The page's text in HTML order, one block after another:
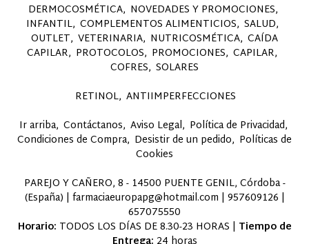
DERMOCOSMÉTICA NOVEDADES Y PROMOCIONES
INFANTIL COMPLEMENTOS ALIMENTICIOS SALUD
OUTLET VETERINARIA NUTRICOSMÉTICA CAÍDA
CAPILAR PROTOCOLOS PROMOCIONES CAPILAR
COFRES SOLARES
RETINOL ANTIIMPERFECCIONES
Ir arriba Contáctanos Aviso Legal Política de Privacidad
Condiciones de Compra Desistir de un pedido Políticas de
Cookies
PAREJO Y CAÑERO, 8 - 14500 PUENTE GENIL, Córdoba -
(España) | farmaciaeuropapg@hotmail.com | 957609126 |
657075550
Horario: TODOS LOS DÍAS DE 8.30-23 HORAS | Tiempo de